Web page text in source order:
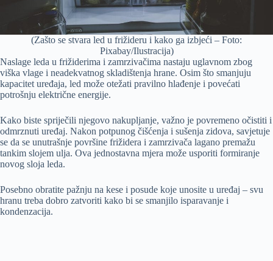
(Zašto se stvara led u frižideru i kako ga izbjeći – Foto:
Pixabay/Ilustracija)
Naslage leda u frižiderima i zamrzivačima nastaju uglavnom zbog
viška vlage i neadekvatnog skladištenja hrane. Osim što smanjuju
kapacitet uređaja, led može otežati pravilno hlađenje i povećati
potrošnju električne energije.
Kako biste spriječili njegovo nakupljanje, važno je povremeno očistiti i
odmrznuti uređaj. Nakon potpunog čišćenja i sušenja zidova, savjetuje
se da se unutrašnje površine frižidera i zamrzivača lagano premažu
tankim slojem ulja. Ova jednostavna mjera može usporiti formiranje
novog sloja leda.
Posebno obratite pažnju na kese i posude koje unosite u uređaj – svu
hranu treba dobro zatvoriti kako bi se smanjilo isparavanje i
kondenzacija.